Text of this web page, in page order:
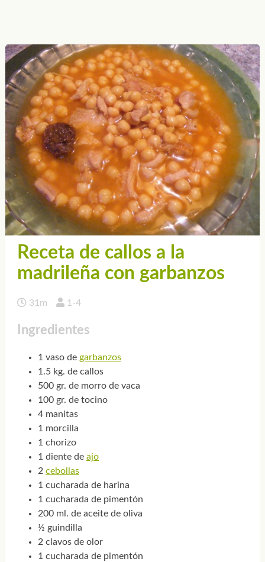
Receta de callos a la
madrileña con garbanzos
31m 1-4
Ingredientes
1 vaso de garbanzos
1.5 kg. de callos
500 gr. de morro de vaca
100 gr. de tocino
4 manitas
1 morcilla
1 chorizo
1 diente de ajo
2 cebollas
1 cucharada de harina
1 cucharada de pimentón
200 ml. de aceite de oliva
½ guindilla
2 clavos de olor
1 cucharada de pimentón